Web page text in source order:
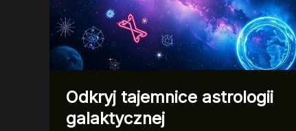
Odkryj tajemnice astrologii
galaktycznej